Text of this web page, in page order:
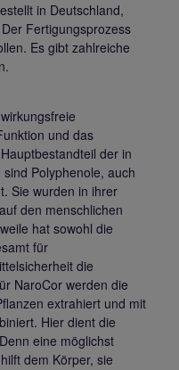
in Deutschland,
Fertigungsprozess
Es gibt zahlreiche
und das
der in
Polyphenole, auch
Sie wurden in ihrer
den menschlichen
hat sowohl die
für
die
NaroCor werden die
extrahiert und mit
Hier dient die
eine möglichst
dem Körper, sie